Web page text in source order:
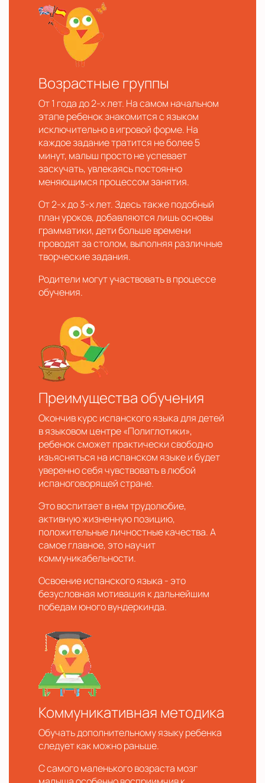
Возрастные группы
От 1 года до 2-х лет. На самом начальном
этапе ребенок знакомится с языком
исключительно в игровой форме. На
каждое задание тратится не более 5
минут, малыш просто не успевает
заскучать, увлекаясь постоянно
меняющимся процессом занятия.
От 2-х до 3-х лет. Здесь также подобный
план уроков, добавляются лишь основы
грамматики, дети больше времени
проводят за столом, выполняя различные
творческие задания.
Родители могут участвовать в процессе
обучения.
Преимущества обучения
Окончив курс испанского языка для детей
в языковом центре «Полиглотики»,
ребенок сможет практически свободно
изъясняться на испанском языке и будет
уверенно себя чувствовать в любой
испаноговорящей стране.
Это воспитает в нем трудолюбие,
активную жизненную позицию,
положительные личностные качества. А
самое главное, это научит
коммуникабельности.
Освоение испанского языка - это
безусловная мотивация к дальнейшим
победам юного вундеркинда.
Коммуникативная методика
Обучать дополнительному языку ребенка
следует как можно раньше.
С самого маленького возраста мозг